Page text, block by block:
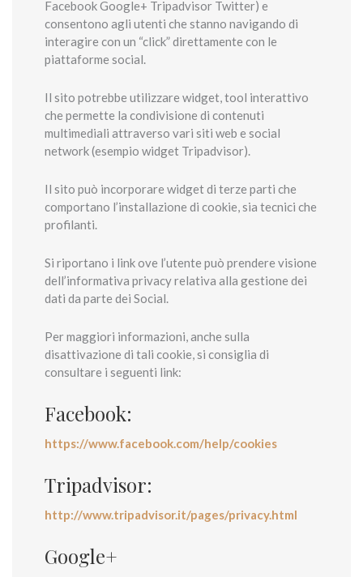
Facebook Google+ Tripadvisor Twitter) e
consentono agli utenti che stanno navigando di
interagire con un “click” direttamente con le
piattaforme social.
Il sito potrebbe utilizzare widget, tool interattivo
che permette la condivisione di contenuti
multimediali attraverso vari siti web e social
network (esempio widget Tripadvisor).
Il sito può incorporare widget di terze parti che
comportano l’installazione di cookie, sia tecnici che
profilanti.
Si riportano i link ove l’utente può prendere visione
dell’informativa privacy relativa alla gestione dei
dati da parte dei Social.
Per maggiori informazioni, anche sulla
disattivazione di tali cookie, si consiglia di
consultare i seguenti link:
Facebook:
https://www.facebook.com/help/cookies
Tripadvisor:
http://www.tripadvisor.it/pages/privacy.html
Google+